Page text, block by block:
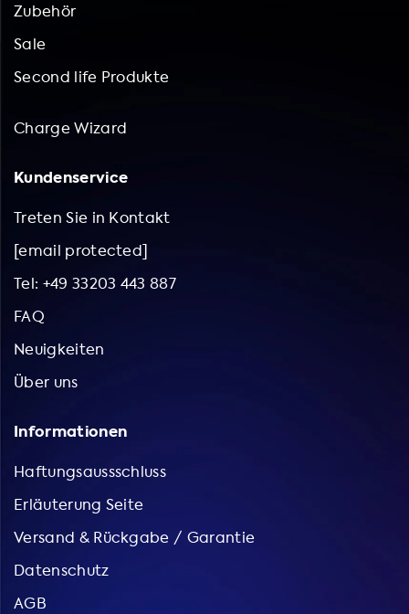
Zubehör
Sale
Second life Produkte
Charge Wizard
Kundenservice
Treten Sie in Kontakt
[email protected]
Tel: +49 33203 443 887
FAQ
Neuigkeiten
Über uns
Informationen
Haftungsaussschluss
Erläuterung Seite
Versand & Rückgabe / Garantie
Datenschutz
AGB